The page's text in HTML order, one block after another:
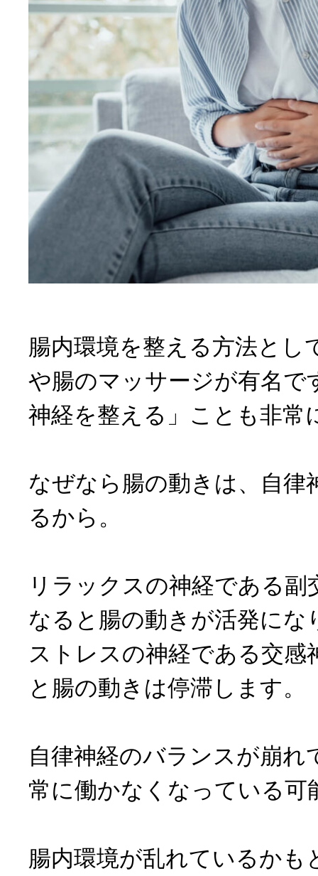
腸内環境を整える方法とし
や腸のマッサージが有名で
神経を整える」ことも非常
なぜなら腸の動きは、自律
るから。
リラックスの神経である副
なると腸の動きが活発にな
ストレスの神経である交感
と腸の動きは停滞します。
自律神経のバランスが崩れ
常に働かなくなっている可
腸内環境が乱れているかも